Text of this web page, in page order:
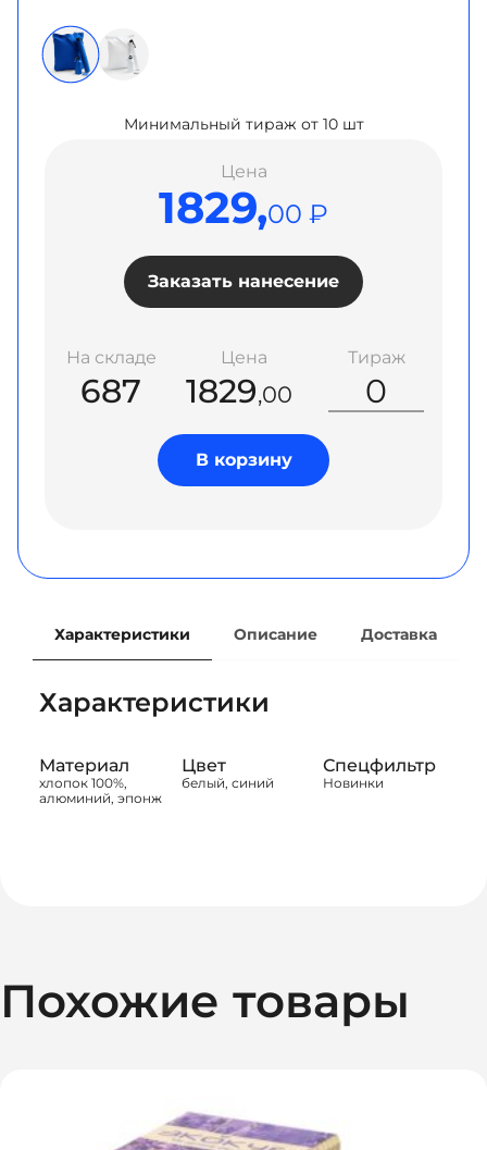
Минимальный тираж от 10 шт
Цена
1829,00 ₽
Заказать нанесение
На складе Цена Тираж
687 1829,00
В корзину
Характеристики Описание Доставка
Характеристики
Материал
хлопок 100%,
алюминий, эпонж
Цвет
белый, синий
Спецфильтр
Новинки
Похожие товары